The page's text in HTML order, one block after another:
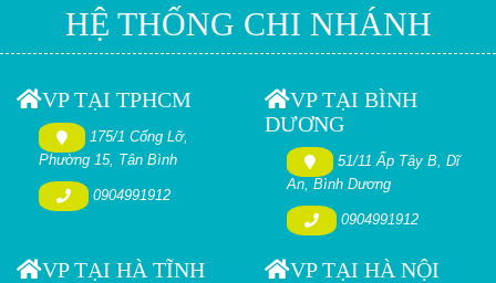
HỆ THỐNG CHI NHÁNH
VP TẠI TPHCM
175/1 Cống Lỡ,
Phường 15, Tân Bình
0904991912
VP TẠI BÌNH
DƯƠNG
51/11 Ấp Tây B, Dĩ
An, Bình Dương
0904991912
VP TẠI HÀ TĨNH VP TẠI HÀ NỘI